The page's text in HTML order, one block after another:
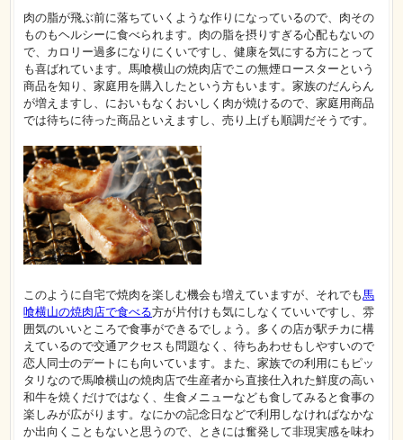
肉の脂が飛ぶ前に落ちていくような作りになっているので、肉その
ものもヘルシーに食べられます。肉の脂を摂りすぎる心配もないの
で、カロリー過多になりにくいですし、健康を気にする方にとって
も喜ばれています。馬喰横山の焼肉店でこの無煙ロースターという
商品を知り、家庭用を購入したという方もいます。家族のだんらん
が増えますし、においもなくおいしく肉が焼けるので、家庭用商品
では待ちに待った商品といえますし、売り上げも順調だそうです。
このように自宅で焼肉を楽しむ機会も増えていますが、それでも 馬
喰横山の焼肉店で食べる方が片付けも気にしなくていいですし、雰
囲気のいいところで食事ができるでしょう。多くの店が駅チカに構
えているので交通アクセスも問題なく、待ちあわせもしやすいので
恋人同士のデートにも向いています。また、家族での利用にもピッ
タリなので馬喰横山の焼肉店で生産者から直接仕入れた鮮度の高い
和牛を焼くだけではなく、生食メニューなども食してみると食事の
楽しみが広がります。なにかの記念日などで利用しなければなかな
か出向くこともないと思うので、ときには奮発して非現実感を味わ